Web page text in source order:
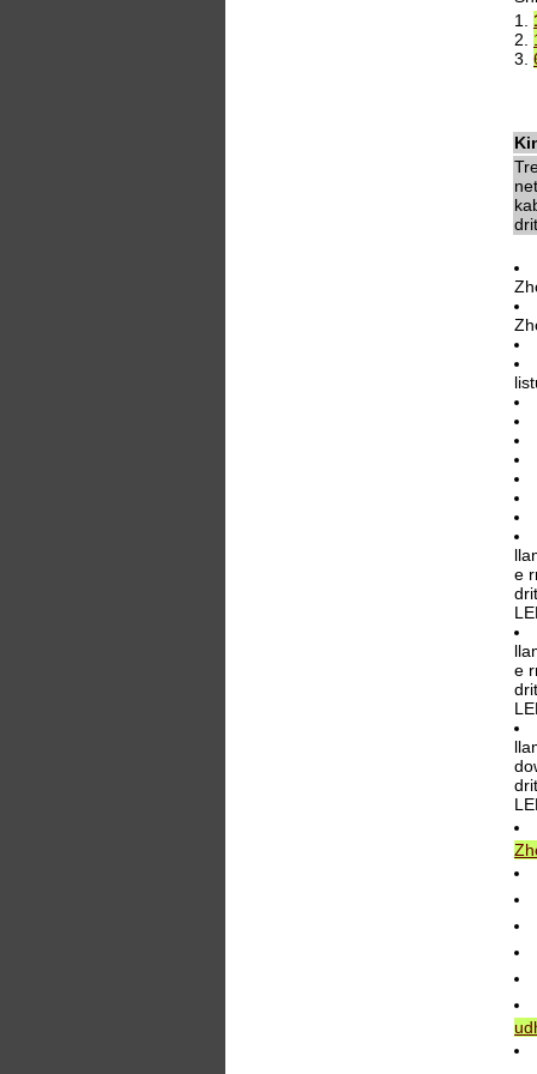
1.
2.
3.
e
e